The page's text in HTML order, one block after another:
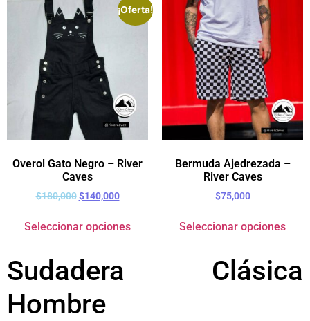
¡Oferta!
Overol Gato Negro – River
Caves
$180,000 $140,000
Seleccionar opciones
Bermuda Ajedrezada –
River Caves
$75,000
Seleccionar opciones
Sudadera Clásica
Hombre